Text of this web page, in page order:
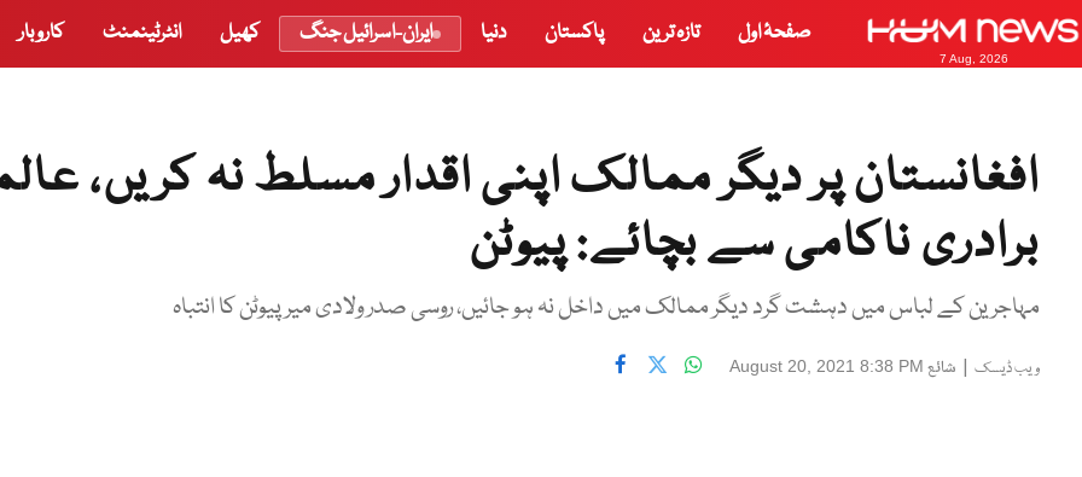
7 Aug, 2026
صفحۂ اول تازہ ترین پاکستان دنیا ایران-اسرائیل جنگ کھیل انٹرٹینمنٹ کاروبار
افغانستان پر دیگر ممالک اپنی اقدار مسلط نہ کریں،
برادری ناکامی سے بچائے: پیوٹن
مہاجرین کے لباس میں دہشت گرد دیگر ممالک میں داخل نہ ہو جائیں، روسی صدر ولادی میر پیوٹن کا انتباہ
ویب ڈیسک | شائع August 20, 2021 8:38 PM